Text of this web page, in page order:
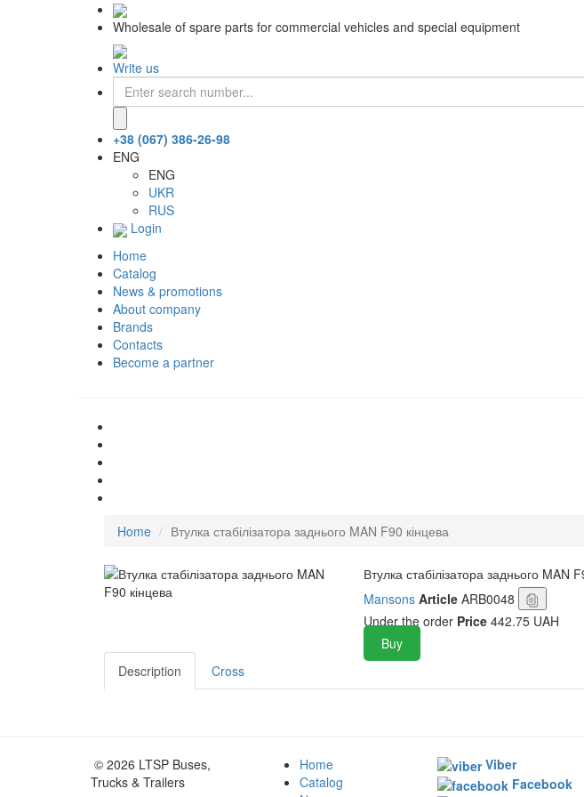
Wholesale of spare parts for commercial vehicles and special equipment
Write us
+38 (067) 386-26-98
ENG
ENG
UKR
RUS
Login
Home
Catalog
News & promotions
About company
Brands
Contacts
Become a partner
Home
Втулка стабілізатора заднього MAN F90 кінцева
Втулка стабілізатора заднього MAN
Mansons Article ARB0048
Under the order Price 442.75 UAH
Buy
Description
Cross
© 2026 LTSP Buses,
Trucks & Trailers
Home
Catalog
Viber
Facebook